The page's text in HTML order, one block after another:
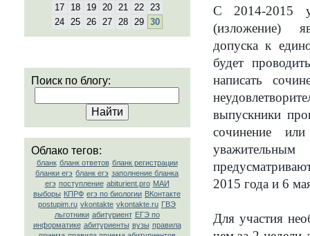
17
18 19 20 21 22
23
24
25 26 27 28 29 30
Поиск по блогу:
Облако тегов:
бланк бланк ответов бланк регистрации
бланки егэ бланк егэ заполнение бланка
егэ поступление abiturient.pro МАИ
выборы КПРФ егэ по биологии ВКонтакте
postupim.ru vkontakte vkontakte.ru ГВЭ
льготники абитуриент ЕГЭ по
информатике абитуриенты вузы правила
С 2014-2015
(изложение)
допуска к
будет
написать
выпускники
сочинение
2015 года и 6
Для участия